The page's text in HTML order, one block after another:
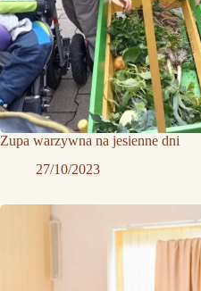
Zupa warzywna na jesienne dni
27/10/2023